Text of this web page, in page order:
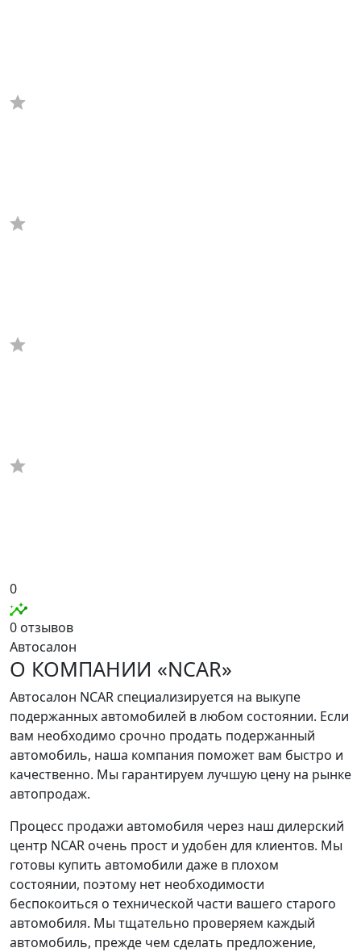
0
0 отзывов
Автосалон
О КОМПАНИИ «NCAR»
Автосалон NCAR специализируется на выкупе
подержанных автомобилей в любом состоянии. Если
вам необходимо срочно продать подержанный
автомобиль, наша компания поможет вам быстро и
качественно. Мы гарантируем лучшую цену на рынке
автопродаж.
Процесс продажи автомобиля через наш дилерский
центр NCAR очень прост и удобен для клиентов. Мы
готовы купить автомобили даже в плохом
состоянии, поэтому нет необходимости
беспокоиться о технической части вашего старого
автомобиля. Мы тщательно проверяем каждый
автомобиль, прежде чем сделать предложение,